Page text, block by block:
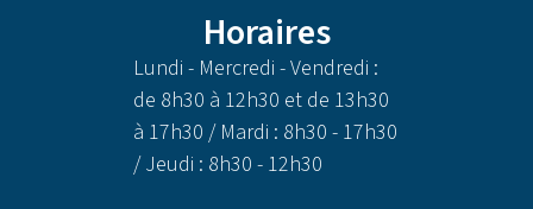
Horaires
Lundi - Mercredi - Vendredi :
de 8h30 à 12h30 et de 13h30
à 17h30 / Mardi : 8h30 - 17h30
/ Jeudi : 8h30 - 12h30